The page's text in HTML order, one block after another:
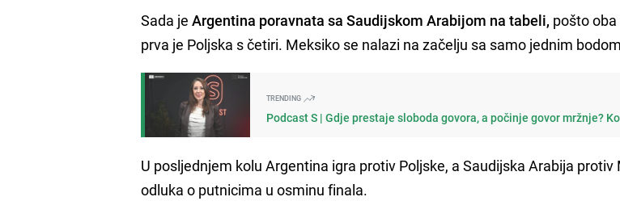
Sada jeArgentina poravnata sa Saudijskom Arabijom na tabeli, pošto
prva je Poljska s četiri. Meksiko se nalazi na začelju sa samo jednim
TRENDING
Podcast S | Gdje prestaje sloboda govora, a počinje govor mržnje?
U posljednjem kolu Argentina igra protiv Poljske, a Saudijska Arabija
odluka o putnicima u osminu finala.